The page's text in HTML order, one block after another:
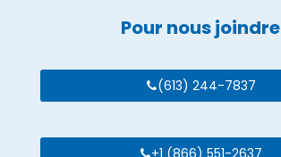
Pour nous joindre
(613) 244-7837
+1 (866) 551-2637